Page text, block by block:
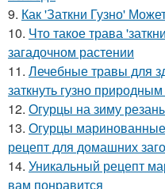
9. Как 'Заткни Гузно'
10. Что такое трава
загадочном растении
11. Лечебные травы для
заткнуть гузно
12. Огурцы на зиму
13. Огурцы маринованные
рецепт для домашних
14. Уникальный рецепт
вам понравится